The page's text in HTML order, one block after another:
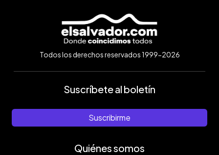
Todos los derechos reservados 1999-2026
Suscríbete al boletín
Suscribirme
Quiénes somos